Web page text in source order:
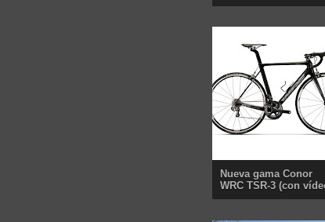
Nueva gama Conor
WRC TSR-3 (con